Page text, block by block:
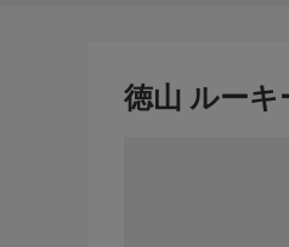
徳山 ルーキ